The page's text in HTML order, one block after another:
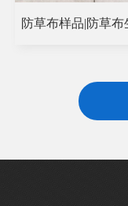
防草布样品|防草布